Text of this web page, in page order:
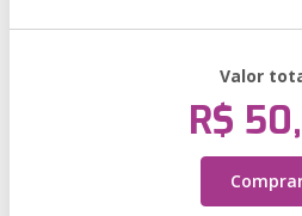
Valor
R$